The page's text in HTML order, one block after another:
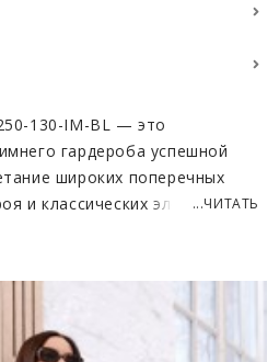
130-IM-BL — это
гардероба успешной
широких поперечных
и классических элементов
штрихов.
два вместительных
длиной до щиколотки и
...ЧИТАТЬ